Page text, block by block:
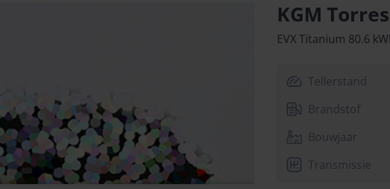
KGM Torres
EVX Titanium 80.6
Tellerstand
Brandstof
Bouwjaar
Transmissie